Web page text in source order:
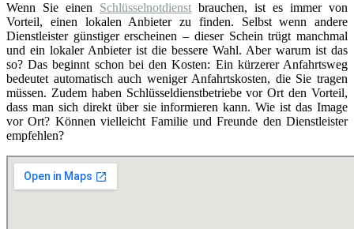
Wenn Sie einen Schlüsselnotdienst brauchen, ist es immer von
Vorteil, einen lokalen Anbieter zu finden. Selbst wenn andere
Dienstleister günstiger erscheinen – dieser Schein trügt manchmal
und ein lokaler Anbieter ist die bessere Wahl. Aber warum ist das
so? Das beginnt schon bei den Kosten: Ein kürzerer Anfahrtsweg
bedeutet automatisch auch weniger Anfahrtskosten, die Sie tragen
müssen. Zudem haben Schlüsseldienstbetriebe vor Ort den Vorteil,
dass man sich direkt über sie informieren kann. Wie ist das Image
vor Ort? Können vielleicht Familie und Freunde den Dienstleister
empfehlen?